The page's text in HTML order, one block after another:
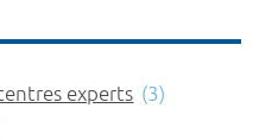
experts (3)